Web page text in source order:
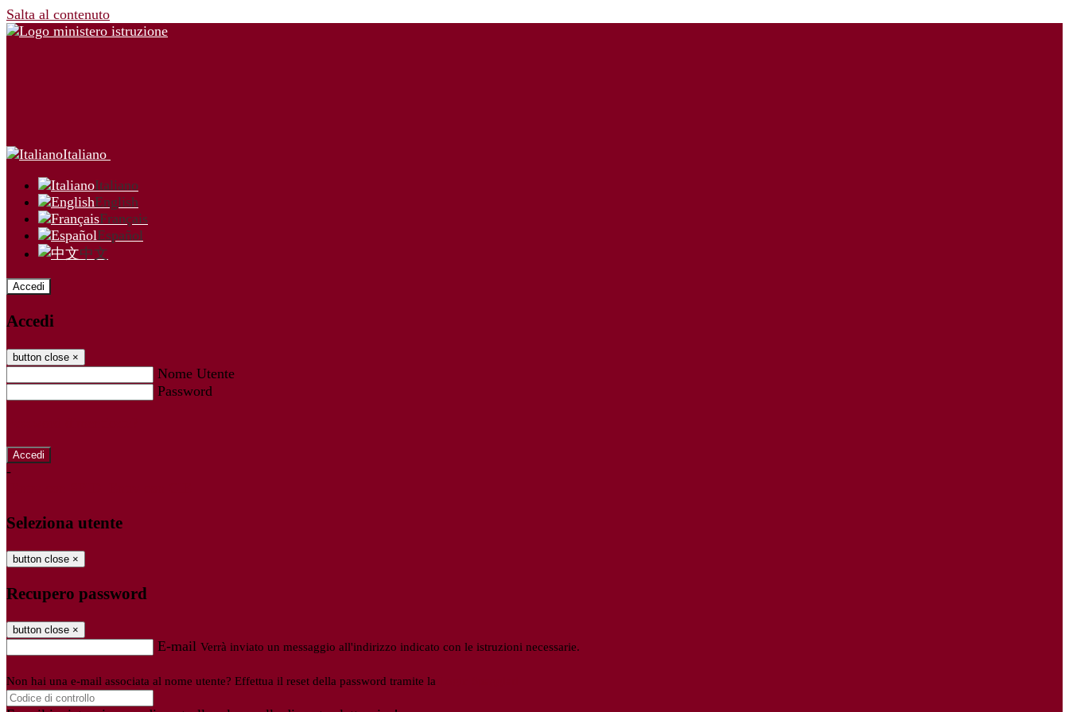
Salta al contenuto
Italiano
Italiano
English
Français
Español
中文
Accedi
Accedi
button close ×
Nome Utente
Password
-
Seleziona utente
button close ×
Recupero password
button close ×
E-mail Verrà inviato un messaggio all'indirizzo indicato con le istruzioni necessarie.
Non hai una e-mail associata al nome utente? Effettua il reset della password tramite la